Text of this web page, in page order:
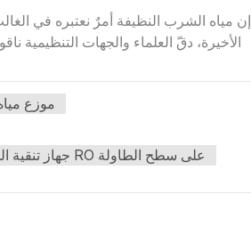
إن مياه الشرب النظيفة أمرٌ نعتبره في
الأخيرة، دقّ العلماء والجهات
موزع
جهاز تنقية المياه RO على سطح الطاولة